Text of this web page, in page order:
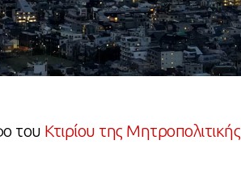
του Κτιρίου της Μητροπολιτικής